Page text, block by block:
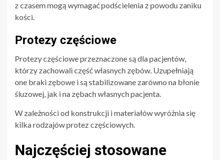
z czasem mogą wymagać podścielenia z powodu zaniku
kości.
Protezy częściowe
Protezy częściowe przeznaczone są dla pacjentów,
którzy zachowali część własnych zębów. Uzupełniają
one braki zębowe i są stabilizowane zarówno na błonie
śluzowej, jak i na zębach własnych pacjenta.
W zależności od konstrukcji i materiałów wyróżnia się
kilka rodzajów protez częściowych.
Najczęściej stosowane